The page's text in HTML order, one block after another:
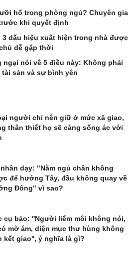
hổ trong phòng ngủ? Chuyên gia
khi quyết định
dấu hiệu xuất hiện trong nhà được
dễ gặp thời
ngại nói về 5 điều này: Không phải
sản và sự bình yên
người chỉ nên giữ ở mức xã giao,
thân thiết họ sẽ càng sống ác với
dạy: "Nằm ngủ chân không
để hướng Tây, đầu không quay về
Đông" vì sao?
cụ bảo: ''Người liếm môi không nói,
mờ ám, diện mục thư hùng không
kết giao'', ý nghĩa là gì?